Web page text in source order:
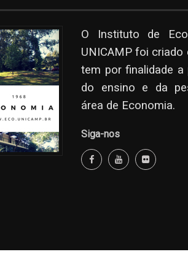
O Instituto de
UNICAMP foi criado
tem por finalidade a
do ensino e da
área de Economia.
Siga-nos